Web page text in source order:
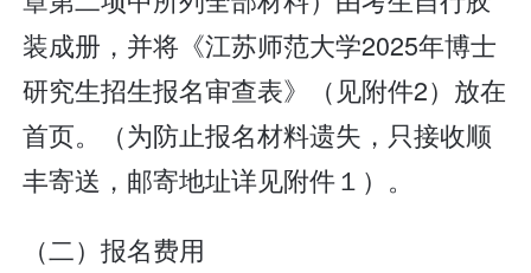
装成册，并将《江苏师范大学2025年博士
研究生招生报名审查表》（见附件2）放在
首页。（为防止报名材料遗失，只接收顺
丰寄送，邮寄地址详见附件１）。
（二）报名费用